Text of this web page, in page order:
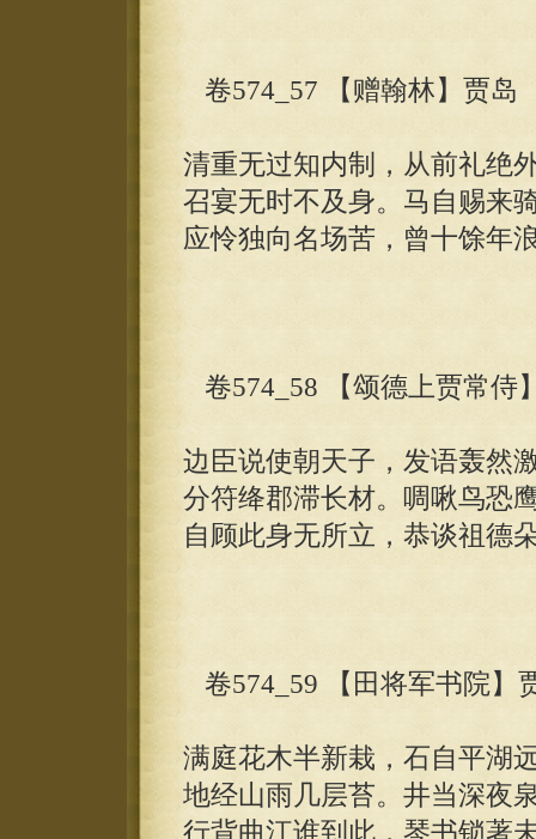
卷574_57 【赠翰林】贾岛
清重无过知内制，从前礼绝
召宴无时不及身。马自赐来
应怜独向名场苦，曾十馀年
卷574_58 【颂德上贾常侍
边臣说使朝天子，发语轰然
分符绛郡滞长材。啁啾鸟恐
自顾此身无所立，恭谈祖德
卷574_59 【田将军书院】
满庭花木半新栽，石自平湖
地经山雨几层苔。井当深夜
行背曲江谁到此，琴书锁著